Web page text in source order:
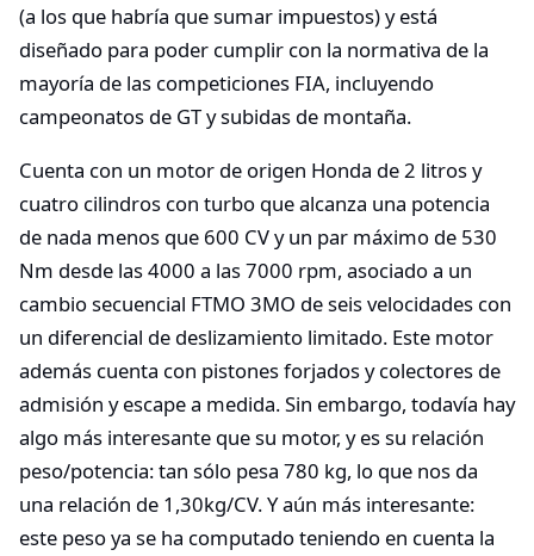
(a los que habría que sumar impuestos) y está
diseñado para poder cumplir con la normativa de la
mayoría de las competiciones FIA, incluyendo
campeonatos de GT y subidas de montaña.
Cuenta con un motor de origen Honda de 2 litros y
cuatro cilindros con turbo que alcanza una potencia
de nada menos que 600 CV y un par máximo de 530
Nm desde las 4000 a las 7000 rpm, asociado a un
cambio secuencial FTMO 3MO de seis velocidades con
un diferencial de deslizamiento limitado. Este motor
además cuenta con pistones forjados y colectores de
admisión y escape a medida. Sin embargo, todavía hay
algo más interesante que su motor, y es su relación
peso/potencia: tan sólo pesa 780 kg, lo que nos da
una relación de 1,30kg/CV. Y aún más interesante:
este peso ya se ha computado teniendo en cuenta la